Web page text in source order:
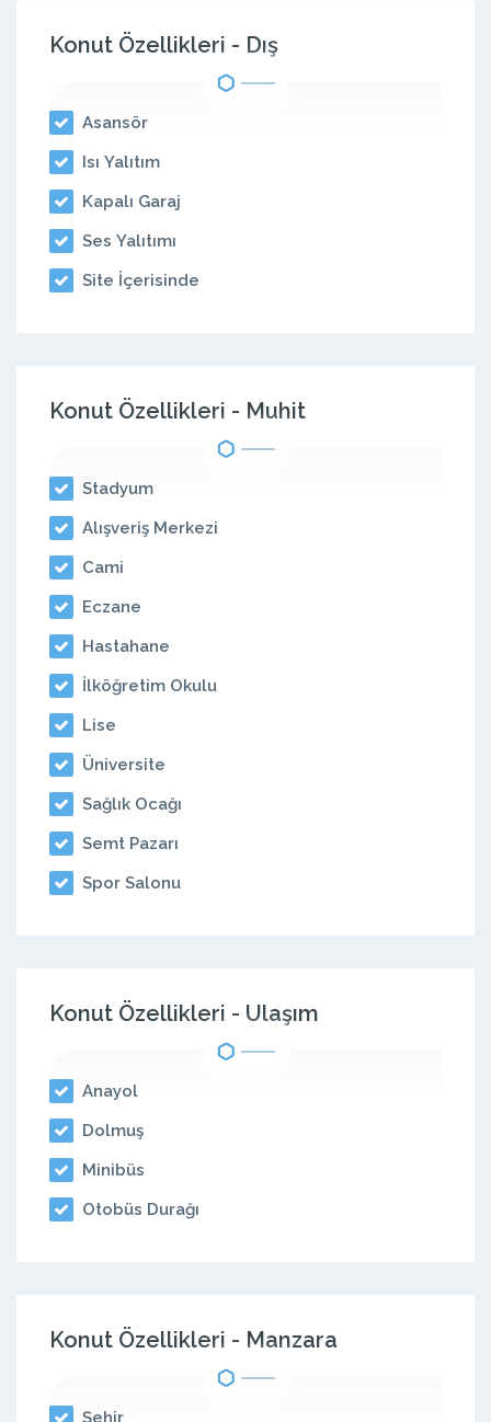
Konut Özellikleri - Dış
Asansör
Isı Yalıtım
Kapalı Garaj
Ses Yalıtımı
Site İçerisinde
Konut Özellikleri - Muhit
Stadyum
Alışveriş Merkezi
Cami
Eczane
Hastahane
İlköğretim Okulu
Lise
Üniversite
Sağlık Ocağı
Semt Pazarı
Spor Salonu
Konut Özellikleri - Ulaşım
Anayol
Dolmuş
Minibüs
Otobüs Durağı
Konut Özellikleri - Manzara